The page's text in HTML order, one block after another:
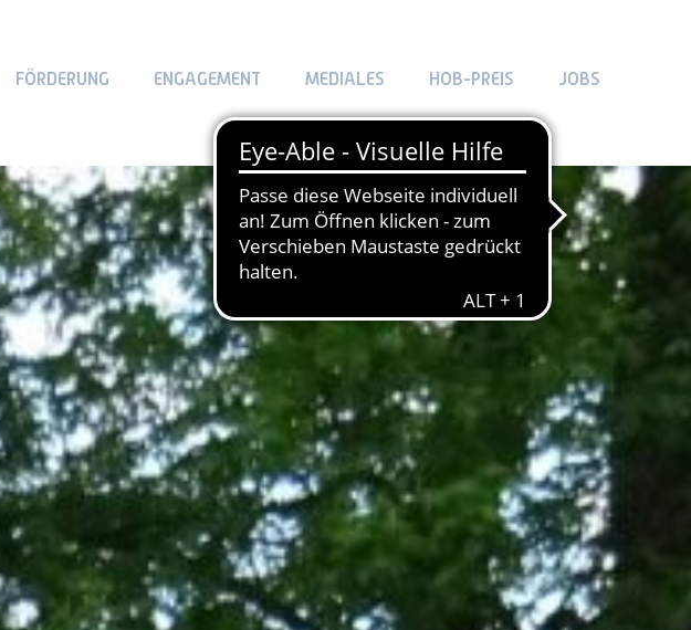
FÖRDERUNG ENGAGEMENT MEDIALES HOB-PREIS JOBS